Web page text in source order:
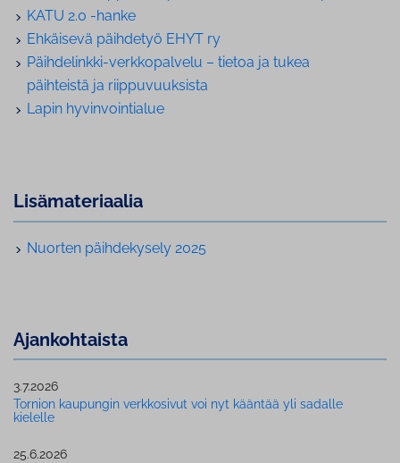
KATU 2.0 -hanke
Ehkäisevä päihdetyö EHYT ry
Päih­de­link­ki-verk­ko­pal­ve­lu – tietoa ja tukea
päihteistä ja riip­pu­vuuk­sis­ta
Lapin hy­vin­voin­tia­lue
Li­sä­ma­te­ri­aa­lia
Nuorten päih­de­ky­se­ly 2025
Ajan­koh­tais­ta
3.7.2026
Tornion kaupungin verkkosivut voi nyt kääntää yli sadalle
kielelle
25.6.2026